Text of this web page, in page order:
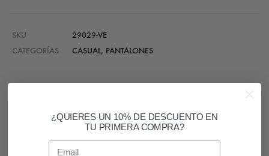
SKU
29029-VE
CATEGORÍAS
CASUAL, PANTALONES
textura color verde militar. El top tiene cascos, bajo en
globo, nido de abeja elástico en la espalda y tirante
ajustable. El pantalón tiene goma en la cintura y puño en
¿QUIERES UN 10% DE DESCUENTO EN
TU PRIMERA COMPRA?
Email